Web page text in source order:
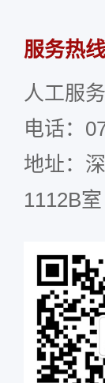
服务热线
人工服
电话：
地址：
1112B室